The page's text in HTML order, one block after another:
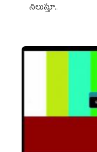
నిలుస్తూ..